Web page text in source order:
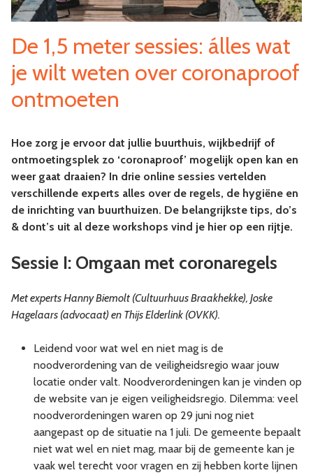
De 1,5 meter sessies: álles wat
je wilt weten over coronaproof
ontmoeten
Hoe zorg je ervoor dat jullie buurthuis, wijkbedrijf of
ontmoetingsplek zo ‘coronaproof’ mogelijk open kan en
weer gaat draaien? In drie online sessies vertelden
verschillende experts alles over de regels, de hygiëne en
de inrichting van buurthuizen. De belangrijkste tips, do’s
& dont’s uit al deze workshops vind je hier op een rijtje.
Sessie I: Omgaan met coronaregels
Met experts Hanny Biemolt (Cultuurhuus Braakhekke), Joske
Hagelaars (advocaat) en Thijs Elderlink (OVKK).
Leidend voor wat wel en niet mag is de
noodverordening van de veiligheidsregio waar jouw
locatie onder valt. Noodverordeningen kan je vinden op
de website van je eigen veiligheidsregio. Dilemma: veel
noodverordeningen waren op 29 juni nog niet
aangepast op de situatie na 1 juli. De gemeente bepaalt
niet wat wel en niet mag, maar bij de gemeente kan je
vaak wel terecht voor vragen en zij hebben korte lijnen